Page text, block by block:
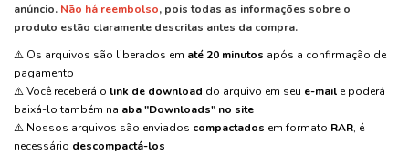
anúncio. Não há reembolso, pois todas as informações sobre o
produto estão claramente descritas antes da compra.
⚠️ Os arquivos são liberados em até 20 minutos após a confirmação de
pagamento
⚠️ Você receberá o link de download do arquivo em seu e-mail e poderá
baixá-lo também na aba "Downloads" no site
⚠️ Nossos arquivos são enviados compactados em formato RAR, é
necessário descompactá-los